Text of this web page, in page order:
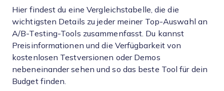
Hier findest du eine Vergleichstabelle, die die
wichtigsten Details zu jeder meiner Top-Auswahl an
A/B-Testing-Tools zusammenfasst. Du kannst
Preisinformationen und die Verfügbarkeit von
kostenlosen Testversionen oder Demos
nebeneinander sehen und so das beste Tool für dein
Budget finden.